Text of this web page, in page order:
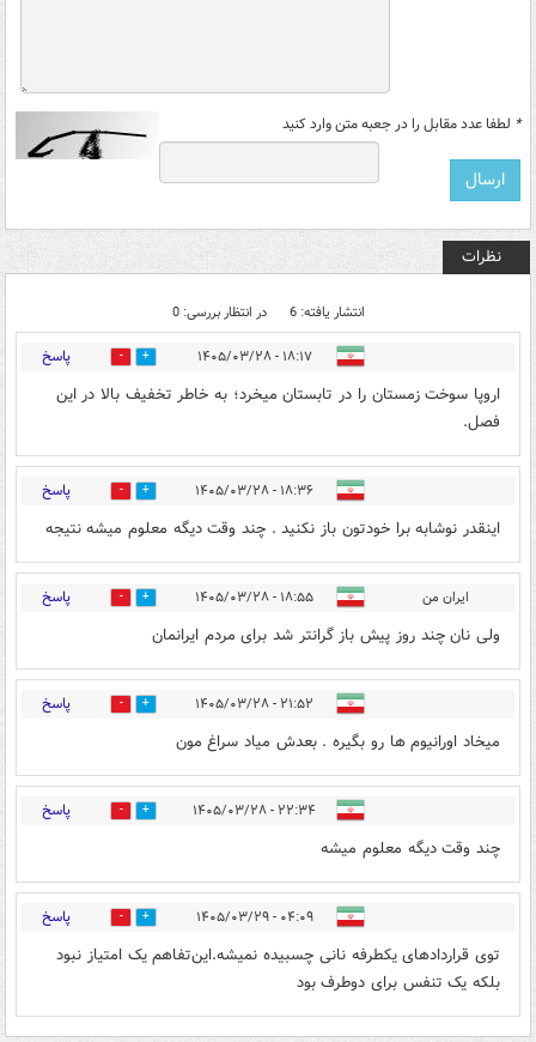
* لطفا عدد مقابل را در جعبه متن وارد کنید
نظرات
انتشار یافته: 6 در انتظار بررسی: 0
۱۸:۱۷ - ۱۴۰۵/۰۳/۲۸ 0 پاسخ
اروپا سوخت زمستان را در تابستان میخرد؛ به خاطر تخفیف بالا در این
فصل.
۱۸:۳۶ - ۱۴۰۵/۰۳/۲۸ 3 پاسخ
اینقدر نوشابه برا خودتون باز نکنید . چند وقت دیگه معلوم میشه نتیجه
ایران من ۱۸:۵۵ - ۱۴۰۵/۰۳/۲۸ 0 پاسخ
ولی نان چند روز پیش باز گرانتر شد برای مردم ایرانمان
۲۱:۵۲ - ۱۴۰۵/۰۳/۲۸ 2 پاسخ
میخاد اورانیوم ها رو بگیره . بعدش میاد سراغ مون
۲۲:۳۴ - ۱۴۰۵/۰۳/۲۸ 2 پاسخ
چند وقت دیگه معلوم میشه
۰۴:۰۹ - ۱۴۰۵/۰۳/۲۹ 1 پاسخ
توی قراردادهای یکطرفه نانی چسبیده نمیشه.این‌تفاهم یک امتیاز نبود
بلکه یک تنفس برای دوطرف بود